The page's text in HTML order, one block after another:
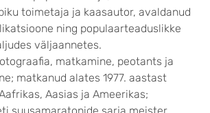
toimetaja ja kaasautor, avaldanud
ning populaarteaduslikke
väljaannetes.
matkamine, peotants ja
matkanud alates 1977. aastast
Aasias ja Ameerikas;